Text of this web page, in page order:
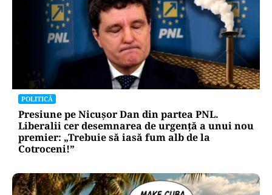
POLITICĂ
Presiune pe Nicușor Dan din partea PNL.
Liberalii cer desemnarea de urgență a unui nou
premier: „Trebuie să iasă fum alb de la
Cotroceni!”